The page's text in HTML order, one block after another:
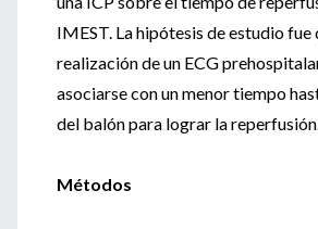
IMEST. La hipótesis de estudio fue
realización de un ECG
asociarse con un menor tiempo
del balón para lograr la
Métodos